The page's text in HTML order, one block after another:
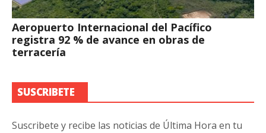
Aeropuerto Internacional del Pacífico
registra 92 % de avance en obras de
terracería
SUSCRIBETE
Suscribete y recibe las noticias de Última Hora en tu